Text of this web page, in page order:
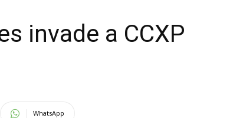
invade a CCXP
WhatsApp